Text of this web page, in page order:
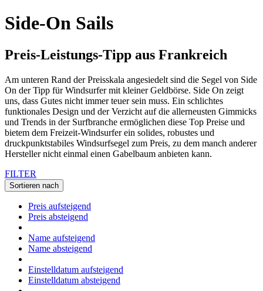
Side-On Sails
Preis-Leistungs-Tipp aus Frankreich
Am unteren Rand der Preisskala angesiedelt sind die Segel von Side
On der Tipp für Windsurfer mit kleiner Geldbörse. Side On zeigt
uns, dass Gutes nicht immer teuer sein muss. Ein schlichtes
funktionales Design und der Verzicht auf die allerneusten Gimmicks
und Trends in der Surfbranche ermöglichen diese Top Preise und
bietem dem Freizeit-Windsurfer ein solides, robustes und
druckpunktstabiles Windsurfsegel zum Preis, zu dem manch anderer
Hersteller nicht einmal einen Gabelbaum anbieten kann.
FILTER
Sortieren nach
Preis aufsteigend
Preis absteigend
Name aufsteigend
Name absteigend
Einstelldatum aufsteigend
Einstelldatum absteigend